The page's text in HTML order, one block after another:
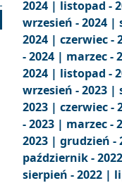
2024 | listopad -
wrzesień - 2024 |
2024 | czerwiec -
- 2024 | marzec -
2024 | listopad -
wrzesień - 2023 |
2023 | czerwiec -
- 2023 | marzec -
2023 | grudzień -
październik -
sierpień - 2022 |